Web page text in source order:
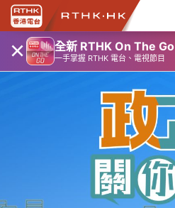
× 全新 RTHK On The Go
一手掌握 RTHK 電台、電視節目